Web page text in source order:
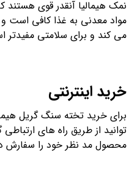
نمک هیمالیا آنقدر قوی
مواد معدنی به غذا کافی است و
می کند و برای سلامتی مفیدتر
خرید اینترنتی
برای خرید تخته سنگ گریل
توانید از طریق راه های
محصول مد نظر خود را سفارش